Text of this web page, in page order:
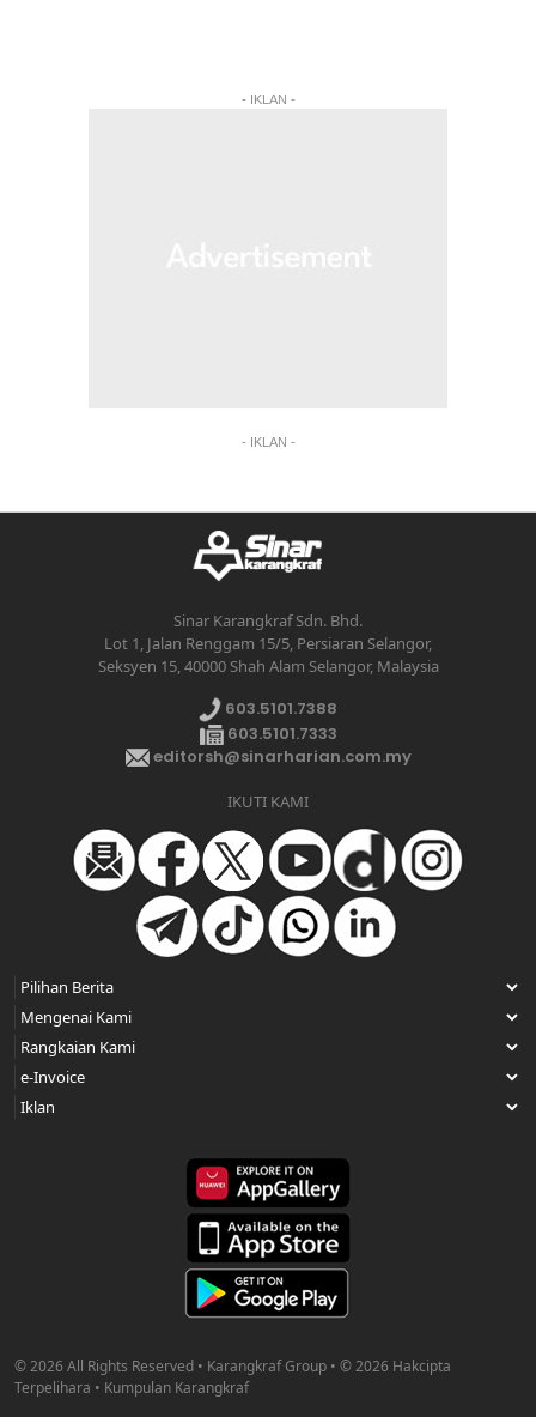
- IKLAN -
- IKLAN -
Sinar Karangkraf Sdn. Bhd.
Lot 1, Jalan Renggam 15/5, Persiaran Selangor,
Seksyen 15, 40000 Shah Alam Selangor, Malaysia
603.5101.7388
603.5101.7333
editorsh@sinarharian.com.my
IKUTI KAMI
© 2026 All Rights Reserved • Karangkraf Group • © 2026 Hakcipta
Terpelihara • Kumpulan Karangkraf